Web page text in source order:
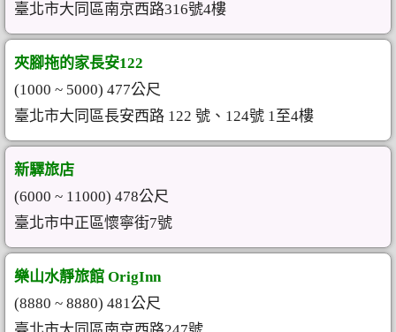
臺北市大同區南京西路316號4樓
夾腳拖的家長安122
(1000 ~ 5000) 477公尺
臺北市大同區長安西路 122 號、124號 1至4樓
新驛旅店
(6000 ~ 11000) 478公尺
臺北市中正區懷寧街7號
樂山水靜旅館 OrigInn
(8880 ~ 8880) 481公尺